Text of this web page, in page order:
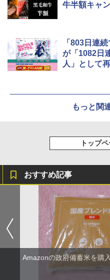
牛半額キャ
「803日連
が「1082日
人」として
もっと関
トップ
おすすめ記事
Amazonの政府備蓄米を購